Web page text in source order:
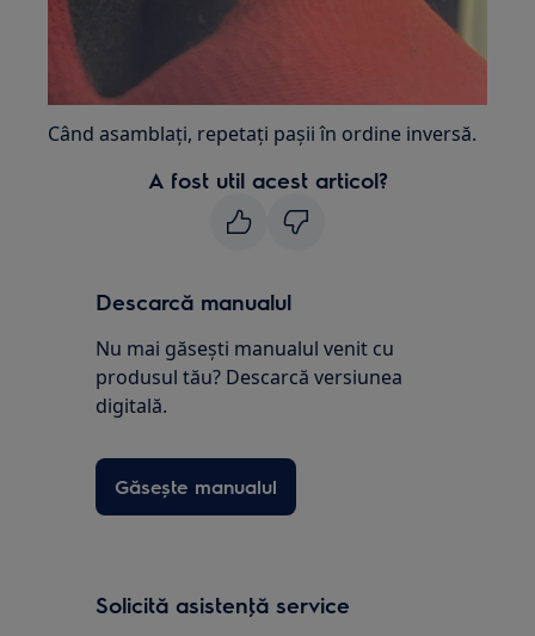
Când asamblați, repetați pașii în ordine inversă.
A fost util acest articol?
Descarcă manualul
Nu mai găsești manualul venit cu
produsul tău? Descarcă versiunea
digitală.
Găsește manualul
Solicită asistenţă service